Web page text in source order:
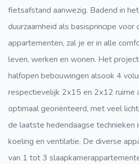
fietsafstand aanwezig. Badend in
duurzaamheid als basisprincipe voor
appartementen, zal je er in alle
leven, werken en wonen. Het
halfopen bebouwingen alsook 4
respectievelijk 2x15 en 2x12 ruime
optimaal georiënteerd, met veel
de laatste hedendaagse technieken
koeling en ventilatie. De diverse
van 1 tot 3